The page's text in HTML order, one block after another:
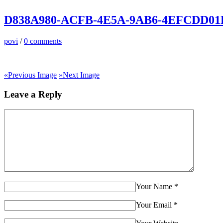
D838A980-ACFB-4E5A-9AB6-
povi / 0 comments
«Previous Image »Next Image
Leave a Reply
Your Name *
Your Email *